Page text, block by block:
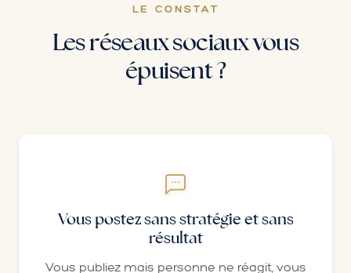
LE CONSTAT
Les réseaux sociaux vous
épuisent ?
Vous postez sans stratégie et sans
résultat
Vous publiez mais personne ne réagit, vous